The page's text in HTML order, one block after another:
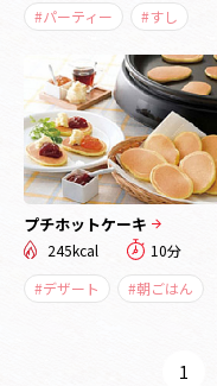
#パーティー #すし
プチホットケーキ
245kcal
10分
#デザート
#朝ごはん
1